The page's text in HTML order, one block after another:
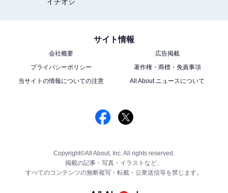
サイト情報
会社概要
広告掲載
プライバシーポリシー
著作権・商標・免責事項
当サイトの情報についての注意
All About ニュースについて
Copyright©All About, Inc. All rights reserved.
掲載の記事・写真・イラストなど、
すべてのコンテンツの無断複写・転載・公衆送信等を禁じます。